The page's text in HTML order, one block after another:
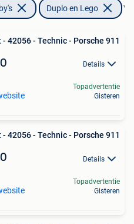
Duplo en Lego
- 42056 - Technic - Porsche 911
Details
Topadvertentie
Gisteren
- 42056 - Technic - Porsche 911
Details
Topadvertentie
Gisteren